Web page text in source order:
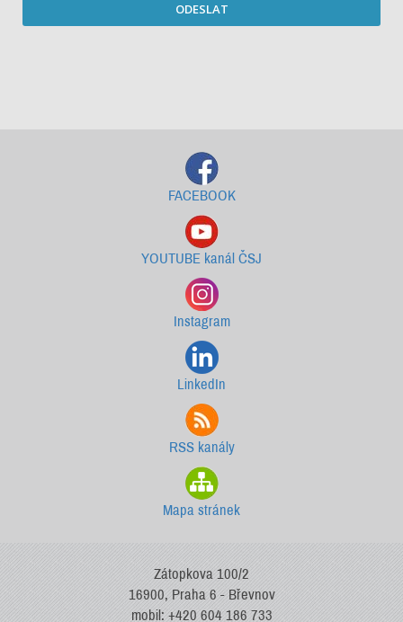
ODESLAT
FACEBOOK
YOUTUBE kanál ČSJ
Instagram
LinkedIn
RSS kanály
Mapa stránek
Zátopkova 100/2
16900, Praha 6 - Břevnov
mobil: +420 604 186 733